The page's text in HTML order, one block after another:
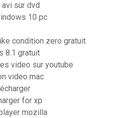
sur dvd
10 pc
condition zero gratuit
8.1 gratuit
video sur youtube
video mac
for xp
mozilla